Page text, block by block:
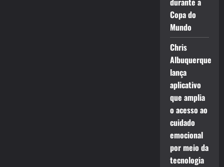
Copa do
Mundo
Chris
Albuquerque
lança
aplicativo
que amplia
o acesso ao
cuidado
emocional
por meio da
tecnologia